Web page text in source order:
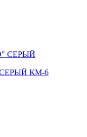
СЕРЫЙ КМ-6